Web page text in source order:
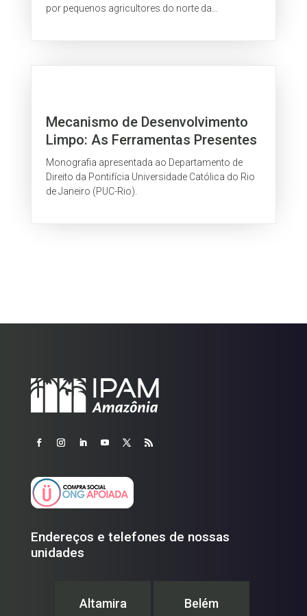
por pequenos agricultores do norte da
Mecanismo de Desenvolvimento
Limpo: As Ferramentas Presentes
no Mercado Internacional e o
Desenvolvimento Sustentável
Monografia apresentada ao Departamento de
Direito da Pontifícia Universidade Católica do Rio
de Janeiro (PUC-Rio).
Endereços e telefones de nossas
unidades
Altamira Belém